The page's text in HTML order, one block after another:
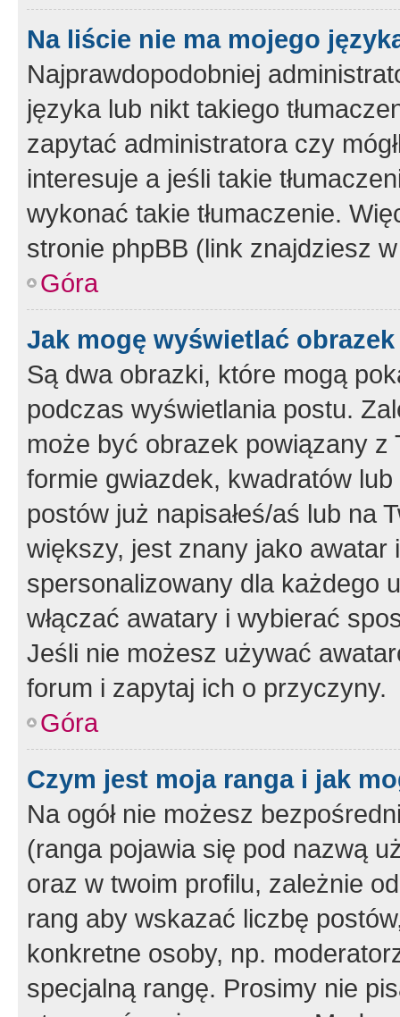
Na liście nie ma mojego
Najprawdopodobniej
języka lub nikt takiego
zapytać administratora czy
interesuje a jeśli takie
wykonać takie tłumaczenie.
stronie phpBB (link znajdziesz
Góra
Jak mogę wyświetlać
Są dwa obrazki, które mogą
podczas wyświetlania postu.
może być obrazek powiązany z
formie gwiazdek, kwadratów
postów już napisałeś/aś lub na
większy, jest znany jako
spersonalizowany dla każdego
włączać awatary i wybierać
Jeśli nie możesz używać
forum i zapytaj ich o przyczyny.
Góra
Czym jest moja ranga i jak
Na ogół nie możesz
(ranga pojawia się pod nazwą
oraz w twoim profilu, zależnie
rang aby wskazać liczbę
konkretne osoby, np.
specjalną rangę. Prosimy nie